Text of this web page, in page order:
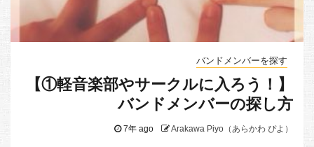
バンドメンバーを探す
【①軽音楽部やサークルに入ろう！】
バンドメンバーの探し方
7年 ago Arakawa Piyo（あらかわ ぴよ）